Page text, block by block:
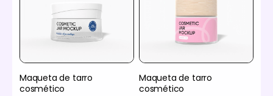
Maqueta de tarro
cosmético
Maqueta de tarro
cosmético